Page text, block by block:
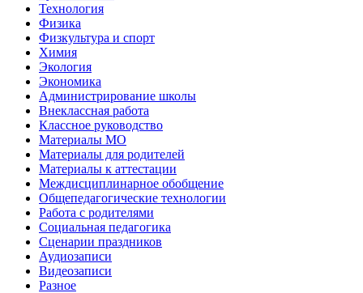
Технология
Физика
Физкультура и спорт
Химия
Экология
Экономика
Администрирование школы
Внеклассная работа
Классное руководство
Материалы МО
Материалы для родителей
Материалы к аттестации
Междисциплинарное обобщение
Общепедагогические технологии
Работа с родителями
Социальная педагогика
Сценарии праздников
Аудиозаписи
Видеозаписи
Разное